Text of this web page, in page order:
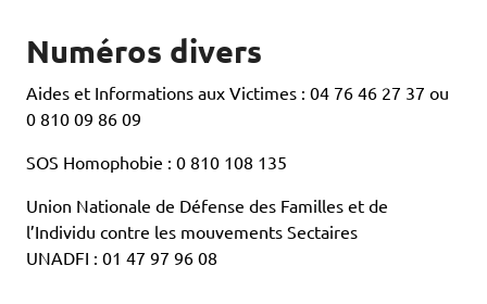
Numéros divers
Aides et Informations aux Victimes : 04 76 46 27 37 ou
0 810 09 86 09
SOS Homophobie : 0 810 108 135
Union Nationale de Défense des Familles et de
l’Individu contre les mouvements Sectaires
UNADFI : 01 47 97 96 08